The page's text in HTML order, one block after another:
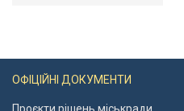
ОФІЦІЙНІ ДОКУМЕНТИ